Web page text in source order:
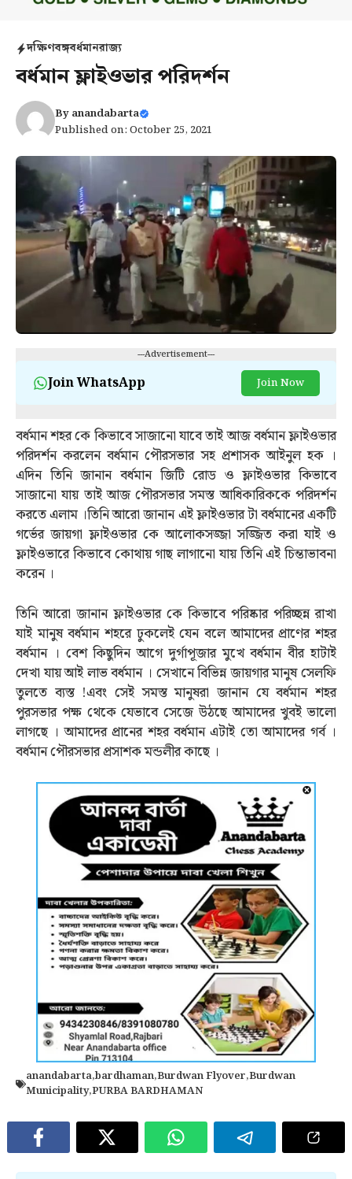
দক্ষিণবঙ্গবর্ধমানরাজ্য
বর্ধমান ফ্লাইওভার পরিদর্শন
Byanandabarta
Published on: October 25, 2021
---Advertisement---
Join WhatsApp Join Now
বর্ধমান শহর কে কিভাবে সাজানো যাবে তাই আজ বর্ধমান ফ্লাইওভার
পরিদর্শন করলেন বর্ধমান পৌরসভার সহ প্রশাসক আইনুল হক ।
এদিন তিনি জানান বর্ধমান জিটি রোড ও ফ্লাইওভার কিভাবে
সাজানো যায় তাই আজ পৌরসভার সমস্ত আধিকারিককে পরিদর্শন
করতে এলাম ।তিনি আরো জানান এই ফ্লাইওভার টা বর্ধমানের একটি
গর্ভের জায়গা ফ্লাইওভার কে আলোকসজ্জা সজ্জিত করা যাই ও
ফ্লাইওভারে কিভাবে কোথায় গাছ লাগানো যায় তিনি এই চিন্তাভাবনা
করেন ।
তিনি আরো জানান ফ্লাইওভার কে কিভাবে পরিষ্কার পরিচ্ছন্ন রাখা
যাই মানুষ বর্ধমান শহরে ঢুকলেই যেন বলে আমাদের প্রাণের শহর
বর্ধমান । বেশ কিছুদিন আগে দুর্গাপূজার মুখে বর্ধমান বীর হাটাই
দেখা যায় আই লাভ বর্ধমান । সেখানে বিভিন্ন জায়গার মানুষ সেলফি
তুলতে ব্যস্ত !এবং সেই সমস্ত মানুষরা জানান যে বর্ধমান শহর
পুরসভার পক্ষ থেকে যেভাবে সেজে উঠছে আমাদের খুবই ভালো
লাগছে । আমাদের প্রানের শহর বর্ধমান এটাই তো আমাদের গর্ব ।
বর্ধমান পৌরসভার প্রসাশক মন্ডলীর কাছে ।
anandabarta,bardhaman,Burdwan Flyover,Burdwan
Municipality,PURBA BARDHAMAN